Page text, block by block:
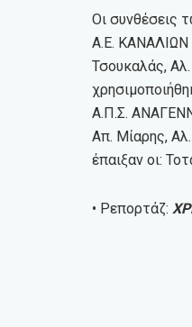
Οι συνθέσεις
Α.Ε. ΚΑΝΑΛΙΩΝ
Τσουκαλάς,
Α.Π.Σ.
Απ. Μίαρης,
έπαιξαν οι:
• Ρεπορτάζ: